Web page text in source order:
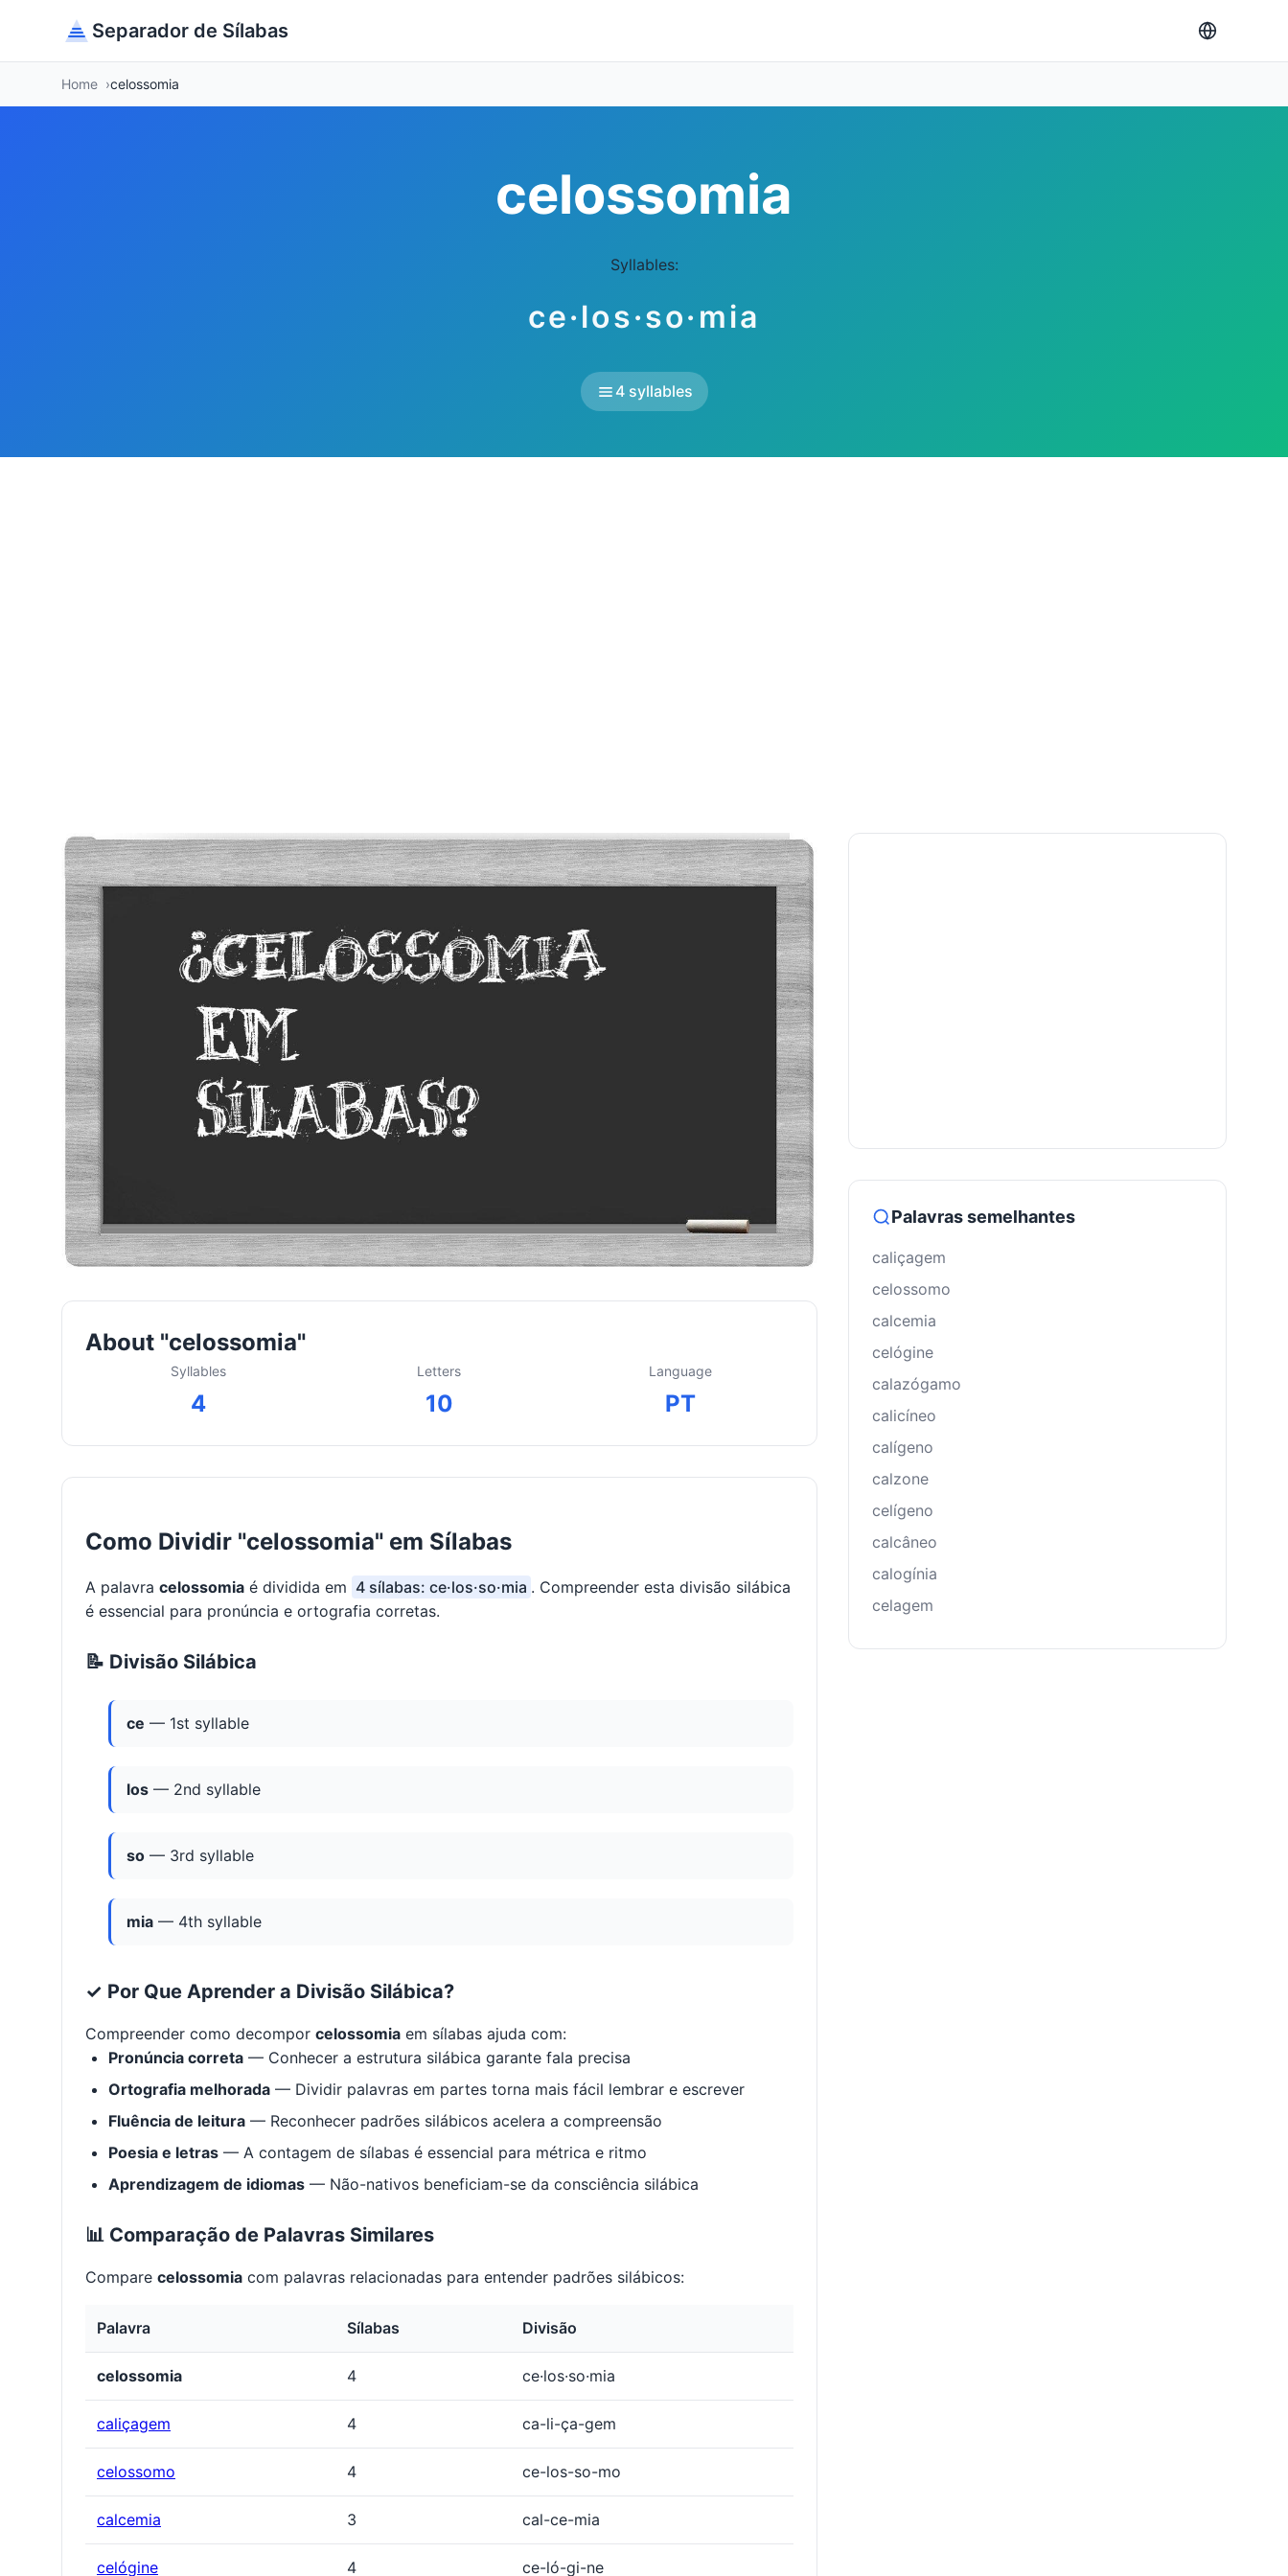
Separador de Sílabas
Home celossomia
celossomia
Syllables:
ce·los·so·mia
4 syllables
About "celossomia"
Syllables
4
Letters
10
Language
PT
Como Dividir "celossomia" em Sílabas
A palavra celossomia é dividida em 4 sílabas: ce·los·so·mia . Compreender esta divisão silábica
é essencial para pronúncia e ortografia corretas.
📝 Divisão Silábica
ce — 1st syllable
los — 2nd syllable
so — 3rd syllable
mia — 4th syllable
✓ Por Que Aprender a Divisão Silábica?
Compreender como decompor celossomia em sílabas ajuda com:
Pronúncia correta — Conhecer a estrutura silábica garante fala precisa
Ortografia melhorada — Dividir palavras em partes torna mais fácil lembrar e escrever
Fluência de leitura — Reconhecer padrões silábicos acelera a compreensão
Poesia e letras — A contagem de sílabas é essencial para métrica e ritmo
Aprendizagem de idiomas — Não-nativos beneficiam-se da consciência silábica
📊 Comparação de Palavras Similares
Compare celossomia com palavras relacionadas para entender padrões silábicos:
Palavra Sílabas Divisão
celossomia 4 ce·los·so·mia
caliçagem 4 ca-li-ça-gem
celossomo 4 ce-los-so-mo
calcemia 3 cal-ce-mia
celógine 4 ce-ló-gi-ne
Palavras semelhantes
caliçagem
celossomo
calcemia
celógine
calazógamo
calicíneo
calígeno
calzone
celígeno
calcâneo
calogínia
celagem